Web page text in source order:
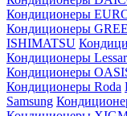
Кондиционеры
Кондиционеры
ISHIMATSU
Кондиционеры Lessar
Кондиционеры
Кондиционеры Roda
Samsung